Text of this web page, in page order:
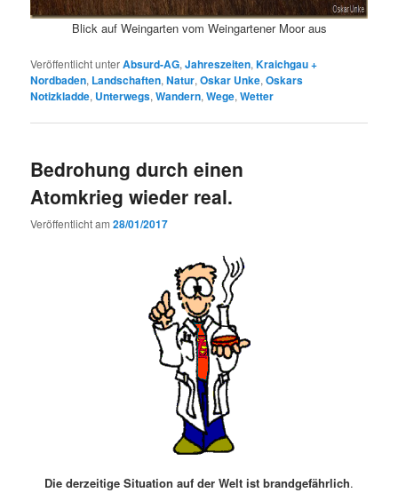
Blick auf Weingarten vom Weingartener Moor aus
Veröffentlicht unterAbsurd-AG,Jahreszeiten,Kraichgau +
Nordbaden, Landschaften,Natur,Oskar Unke,Oskars
Notizkladde, Unterwegs,Wandern,Wege,Wetter
Bedrohung durch einen
Atomkrieg wieder real.
Veröffentlicht am28/01/2017
Die derzeitige Situation auf der Welt ist brandgefährlich.